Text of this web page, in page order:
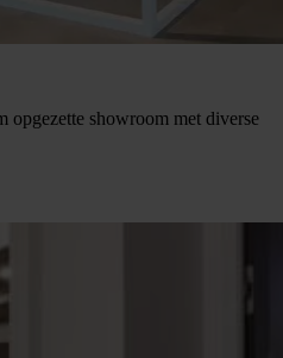
opgezette showroom met diverse